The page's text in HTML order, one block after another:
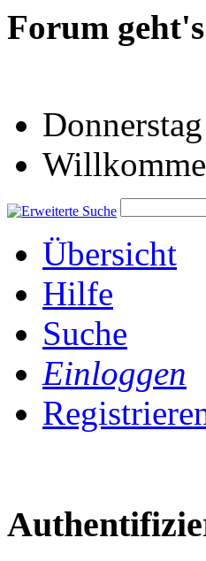
Forum
Übersicht
Hilfe
Suche
Einloggen